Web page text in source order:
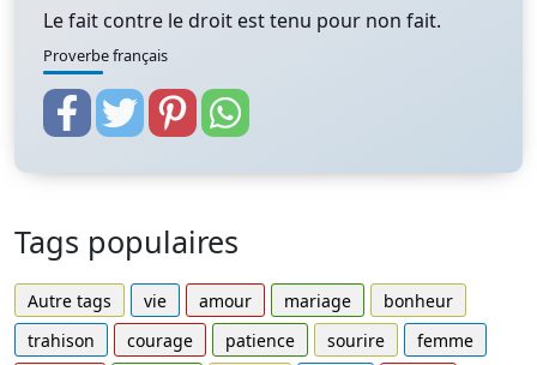
Le fait contre le droit est tenu pour non fait.
Proverbe français
Tags populaires
Autre tags vie amour mariage
bonheur
trahison
courage patience sourire
femme